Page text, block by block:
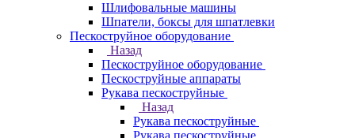
Шлифовальные машины
Шпатели, боксы для шпатлевки
Пескоструйное оборудование
Назад
Пескоструйное оборудование
Пескоструйные аппараты
Рукава пескоструйные
Назад
Рукава пескоструйные
Рукава пескоструйные